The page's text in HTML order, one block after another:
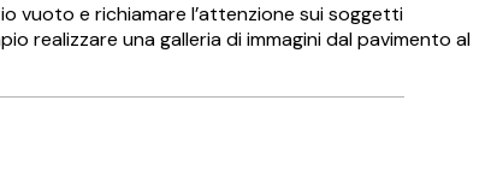
vuoto e richiamare l’attenzione sui soggetti
realizzare una galleria di immagini dal pavimento al